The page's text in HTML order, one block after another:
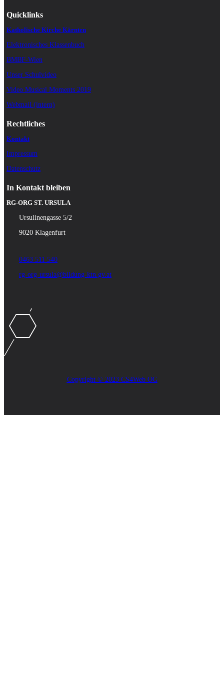
Quicklinks
Katholische Kirche Kärnten
Elektronisches Klassenbuch
BMBF-Wien
Unser Schulvideo
Video Musical Moments 2019
Webmail (intern)
Rechtliches
Kontakt
Impressum
Datenschutz
In Kontakt bleiben
RG-ORG ST. URSULA
Ursulinengasse 5/2
9020 Klagenfurt
0463 511 540
rg-org-ursula@bildung-ktn.gv.at
Copyright © 2023 CS4Web OG